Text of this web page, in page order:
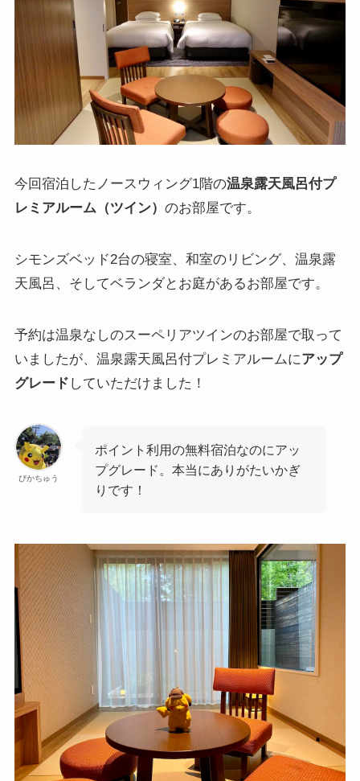
今回宿泊したノースウィング1階の温泉露天風呂付プ
レミアルーム（ツイン） のお部屋です。
シモンズベッド2台の寝室、和室のリビング、温泉露
天風呂、そしてベランダとお庭があるお部屋です。
予約は温泉なしのスーペリアツインのお部屋で取って
いましたが、温泉露天風呂付プレミアルームにアップ
グレード していただけました！
ぴかちゅう
ポイント利用の無料宿泊なのにアッ
プグレード。本当にありがたいかぎ
りです！